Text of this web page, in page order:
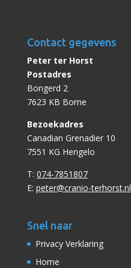
Contact gegevens
Peter ter Horst
Postadres
Bongerd 2
7623 KB Borne
Bezoekadres
Canadian Grenadier 10
7551 KG Hengelo
T: 074-7851807
E: peter@cranio-terhorst.nl
Snel naar
Privacy Verklaring
Home